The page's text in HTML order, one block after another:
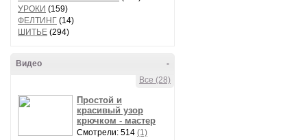
УРОКИ (159)
ФЕЛТИНГ (14)
ШИТЬЕ (294)
-
Видео
Все (28)
Простой и
красивый узор
крючком - мастер
Смотрели: 514 (1)